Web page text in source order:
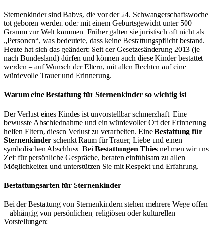
Sternenkinder sind Babys, die vor der 24. Schwangerschaftswoche
tot geboren werden oder mit einem Geburtsgewicht unter 500
Gramm zur Welt kommen. Früher galten sie juristisch oft nicht als
„Personen“, was bedeutete, dass keine Bestattungspflicht bestand.
Heute hat sich das geändert: Seit der Gesetzesänderung 2013 (je
nach Bundesland) dürfen und können auch diese Kinder bestattet
werden – auf Wunsch der Eltern, mit allen Rechten auf eine
würdevolle Trauer und Erinnerung.
Warum eine Bestattung für Sternenkinder so wichtig ist
Der Verlust eines Kindes ist unvorstellbar schmerzhaft. Eine
bewusste Abschiednahme und ein würdevoller Ort der Erinnerung
helfen Eltern, diesen Verlust zu verarbeiten. Eine Bestattung für
Sternenkinder schenkt Raum für Trauer, Liebe und einen
symbolischen Abschluss. Bei Bestattungen Thies nehmen wir uns
Zeit für persönliche Gespräche, beraten einfühlsam zu allen
Möglichkeiten und unterstützen Sie mit Respekt und Erfahrung.
Bestattungsarten für Sternenkinder
Bei der Bestattung von Sternenkindern stehen mehrere Wege offen
– abhängig von persönlichen, religiösen oder kulturellen
Vorstellungen: